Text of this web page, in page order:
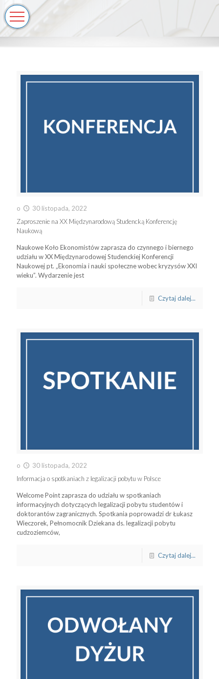
o
30 listopada, 2022
Zaproszenie na XX Międzynarodową Studencką Konferencję
Naukową
Naukowe Koło Ekonomistów zaprasza do czynnego i biernego
udziału w XX Międzynarodowej Studenckiej Konferencji
Naukowej pt. „Ekonomia i nauki społeczne wobec kryzysów XXI
wieku”. Wydarzenie jest
Czytaj dalej...
o
30 listopada, 2022
Informacja o spotkaniach z legalizacji pobytu w Polsce
Welcome Point zaprasza do udziału w spotkaniach
informacyjnych dotyczących legalizacji pobytu studentów i
doktorantów zagranicznych. Spotkania poprowadzi dr Łukasz
Wieczorek, Pełnomocnik Dziekana ds. legalizacji pobytu
cudzoziemców,
Czytaj dalej...